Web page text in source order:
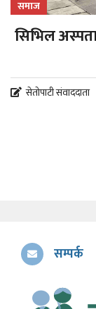
समाज
सिभिल
सेतोपाटी संवाददाता
सम्पर्क